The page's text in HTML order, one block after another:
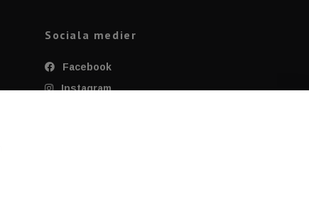
Sociala medier
Facebook
Instagram